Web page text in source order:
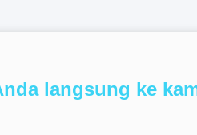
langsung ke